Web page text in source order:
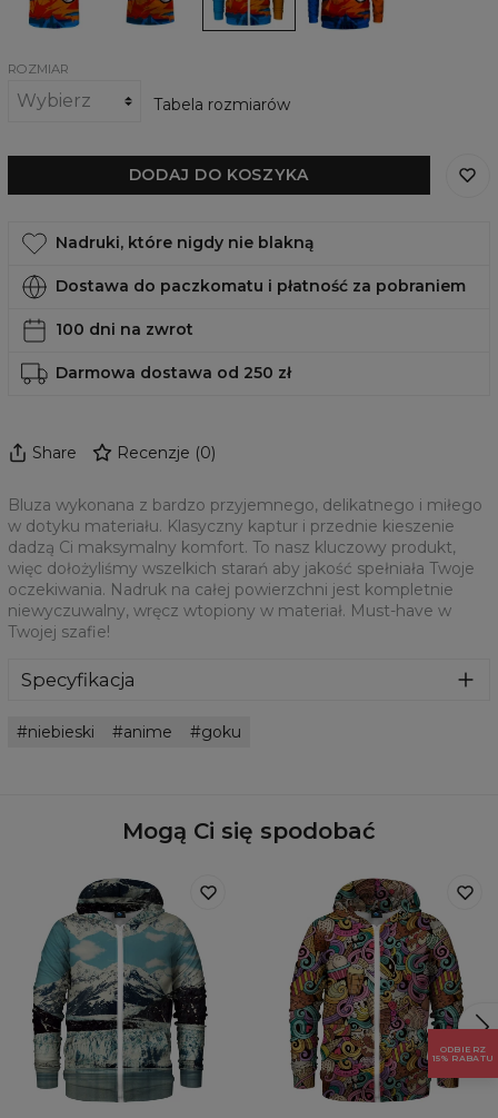
Goku
ROZMIAR
Tabela rozmiarów
DODAJ DO KOSZYKA
Nadruki, które nigdy nie blakną
Dostawa do paczkomatu i płatność za pobraniem
100 dni na zwrot
Darmowa dostawa od 250 zł
Share Recenzje (0)
Bluza wykonana z bardzo przyjemnego, delikatnego i miłego
w dotyku materiału. Klasyczny kaptur i przednie kieszenie
dadzą Ci maksymalny komfort. To nasz kluczowy produkt,
więc dołożyliśmy wszelkich starań aby jakość spełniała Twoje
oczekiwania. Nadruk na całej powierzchni jest kompletnie
niewyczuwalny, wręcz wtopiony w materiał. Must-have w
Twojej szafie!
Specyfikacja
Przeznaczenie:Unisex
niebieski anime goku
Mogą Ci się spodobać
ODBIERZ
15% RABATU